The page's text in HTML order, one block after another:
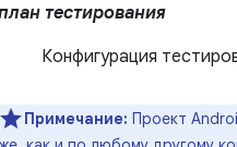
тестирования
Конфигурация
Примечание: Проект